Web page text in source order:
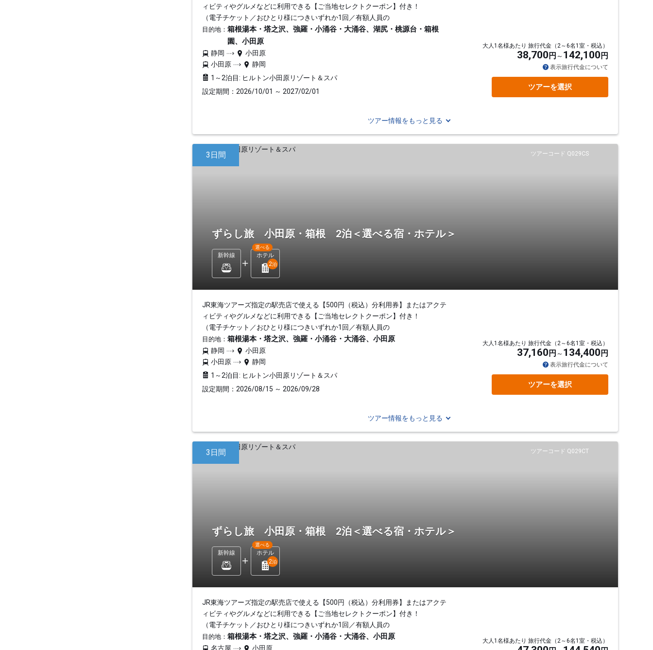
ィビティやグルメなどに利用できる【ご当地セレクトクーポン】付き！
（電子チケット／おひとり様につきいずれか1回／有額人員の
目的地： 箱根湯本・塔之沢、強羅・小涌谷・大涌谷、湖尻・桃源台・箱根
園、小田原
静岡
小田原
小田原
静岡
1～2泊目: ヒルトン小田原リゾート＆スパ
設定期間：2026/10/01 ～ 2027/02/01
大人1名様あたり 旅行代金（2～6名1室・税込）
38,700 円 142,100 円
表示旅行代金について
ツアーを選択
ツアー情報をもっと見る
ツアーコード Q029CS
3日間
ずらし旅 小田原・箱根 2泊＜選べる宿・ホテル＞
新幹線 ホテル
選べる
2泊
JR東海ツアーズ指定の駅売店で使える【500円（税込）分利用券】またはアクテ
ィビティやグルメなどに利用できる【ご当地セレクトクーポン】付き！
（電子チケット／おひとり様につきいずれか1回／有額人員の
目的地： 箱根湯本・塔之沢、強羅・小涌谷・大涌谷、小田原
静岡
小田原
小田原
静岡
1～2泊目: ヒルトン小田原リゾート＆スパ
設定期間：2026/08/15 ～ 2026/09/28
大人1名様あたり 旅行代金（2～6名1室・税込）
37,160 円 134,400 円
表示旅行代金について
ツアーを選択
ツアー情報をもっと見る
ツアーコード Q029CT
3日間
ずらし旅 小田原・箱根 2泊＜選べる宿・ホテル＞
新幹線 ホテル
選べる
2泊
JR東海ツアーズ指定の駅売店で使える【500円（税込）分利用券】またはアクテ
ィビティやグルメなどに利用できる【ご当地セレクトクーポン】付き！
（電子チケット／おひとり様につきいずれか1回／有額人員の
目的地： 箱根湯本・塔之沢、強羅・小涌谷・大涌谷、小田原
名古屋 小田原
大人1名様あたり 旅行代金（2～6名1室・税込）